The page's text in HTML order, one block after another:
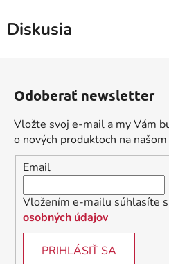
Diskusia
Odoberať newsletter
Vložte svoj e-mail a my Vám
o nových produktoch na
Email
Vložením e-mailu súhlasíte s
osobných údajov
PRIHLÁSIŤ SA